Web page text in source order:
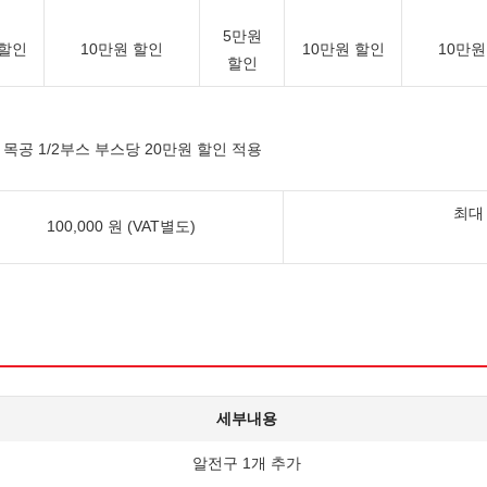
인 10만원 할인
5만원
할인
10만원 할인 10만
공 1/2부스 부스당 20만원 할인 적용
100,000 원 (VAT별도)
최
세부내용
알전구 1개 추가